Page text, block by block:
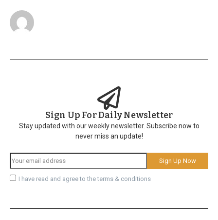
Sign Up For Daily Newsletter
Stay updated with our weekly newsletter. Subscribe now to
never miss an update!
I have read and agree to the terms & conditions